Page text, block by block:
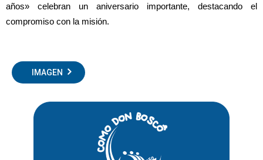
años» celebran un aniversario importante, destacando el
compromiso con la misión.
IMAGEN